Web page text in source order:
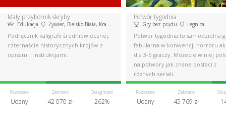
Mały przybornik skryby
Edukacja Żywiec, Bielsko-Biała, Kraków
Podręcznik kaligrafii średniowiecznej:
czternaście historycznych krojów z
opisami i instrukcjami.
Pozostało
Udany
Zebrano
42 070 zł
Osiągnięto
262%
Potwór tygodnia
Gry bez prądu Legnica
Potwór tygodnia to samodzielna
fabularna w konwencji horroru
dla 3-5 graczy. Możecie w niej
na potwory jak znane postaci z
różnych seriali.
Pozostało
Udany
Zebrano
45 769 zł